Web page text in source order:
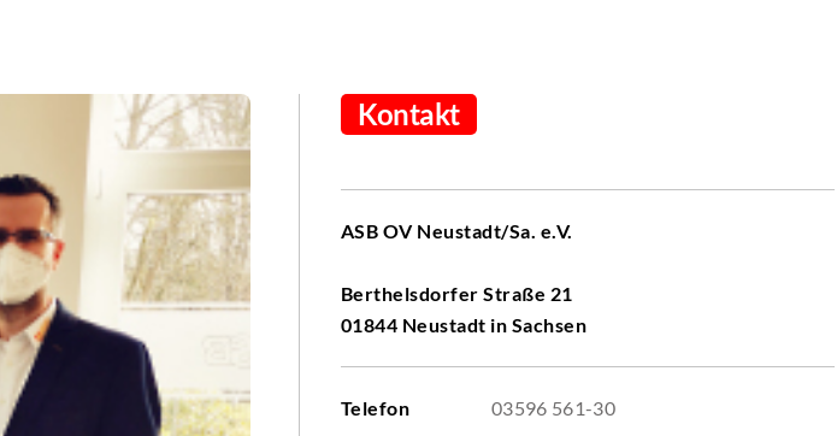
Kontakt
ASB OV Neustadt/Sa. e.V.
Berthelsdorfer Straße 21
01844 Neustadt in Sachsen
Telefon 03596 561-30